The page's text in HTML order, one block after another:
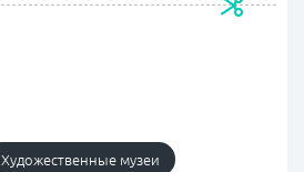
Художественные музеи